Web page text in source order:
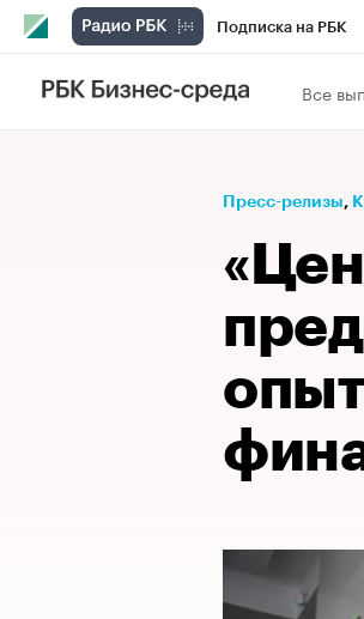
Подписка на РБК
Телеканал
Спецпроекты
Рынок наличной
Все
Пресс-релизы⁠,